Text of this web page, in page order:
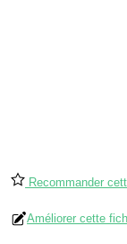
Recommander
Améliorer cette